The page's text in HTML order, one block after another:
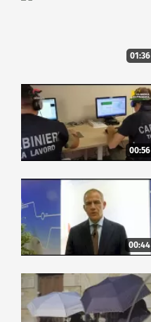
01:36
00:56
00:44